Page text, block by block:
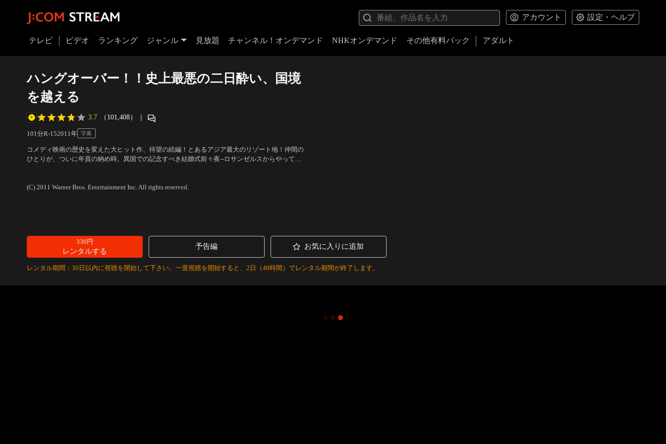
アカウント 設定・ヘルプ
テレビ ビデオ ランキング ジャンル 見放題 チャンネル！オンデマンド NHKオンデマンド その他有料パック アダルト
ハングオーバー！！史上最悪の二日酔い、国境
を越える
3.7 （101,408） ｜
101分R-152011 年 字幕
コメディ映画の歴史を変えた大ヒット作、待望の続編！とあるアジア最大のリゾート地！仲間の
ひとりが、ついに年貢の納め時。異国での記念すべき結婚式前々夜--ロサンゼルスからやってき
(C) 2011 Warner Bros. Entertainment Inc. All rights reserved.
330円
レンタルする
予告編 お気に入りに追加
レンタル期間：30日以内に視聴を開始して下さい。一度視聴を開始すると、2日（48時間）でレンタル期間が終了します。